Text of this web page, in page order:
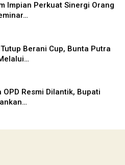
Impian Perkuat Sinergi Orang
Berani Cup, Bunta Putra
OPD Resmi Dilantik, Bupati